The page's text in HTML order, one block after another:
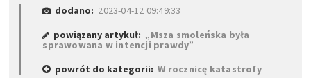
dodano: 2023-04-12 09:49:33
powiązany artykuł: „Msza smoleńska była
sprawowana w intencji prawdy”
powrót do kategorii:W rocznicę katastrofy